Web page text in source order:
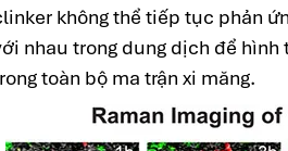
không thể tiếp tục phản
nhau trong dung dịch để
toàn bộ ma trận xi măng.